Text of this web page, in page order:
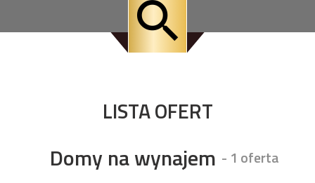
LISTA OFERT
Domy na wynajem - 1 oferta